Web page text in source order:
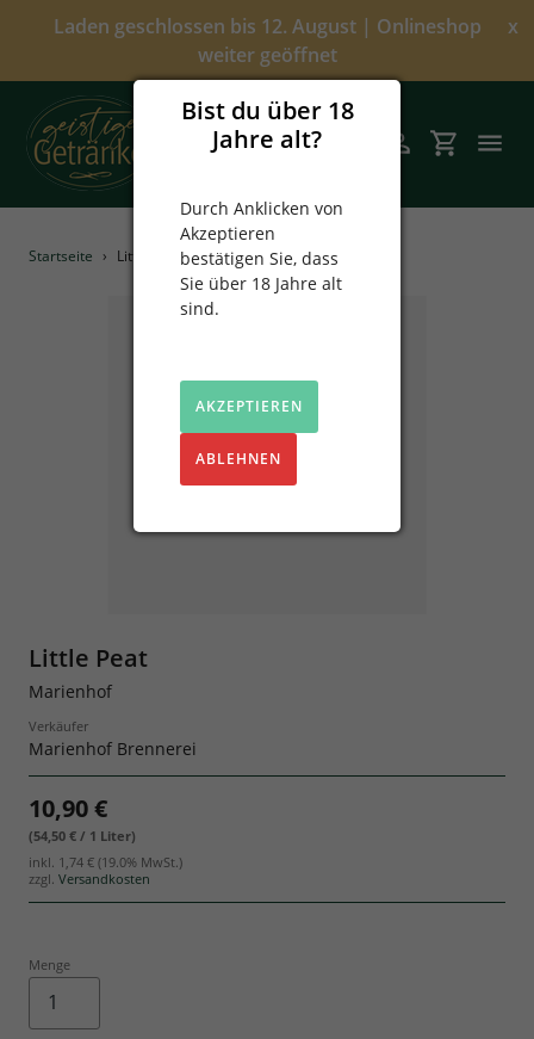
Bist du über 18
Jahre alt?
Durch Anklicken von
Akzeptieren
bestätigen Sie, dass
Sie über 18 Jahre alt
sind.
AKZEPTIEREN
ABLEHNEN
Laden geschlossen bis 12. August | Onlineshop
weiter geöffnet
x
SuchenEinloggen
Angebote
Startseite › Little Peat
Little Peat
Marienhof
Verkäufer
Marienhof Brennerei
10,90 €
(54,50 € / 1 Liter)
inkl. 1,74 € (19.0% MwSt.)
zzgl. Versandkosten
Menge